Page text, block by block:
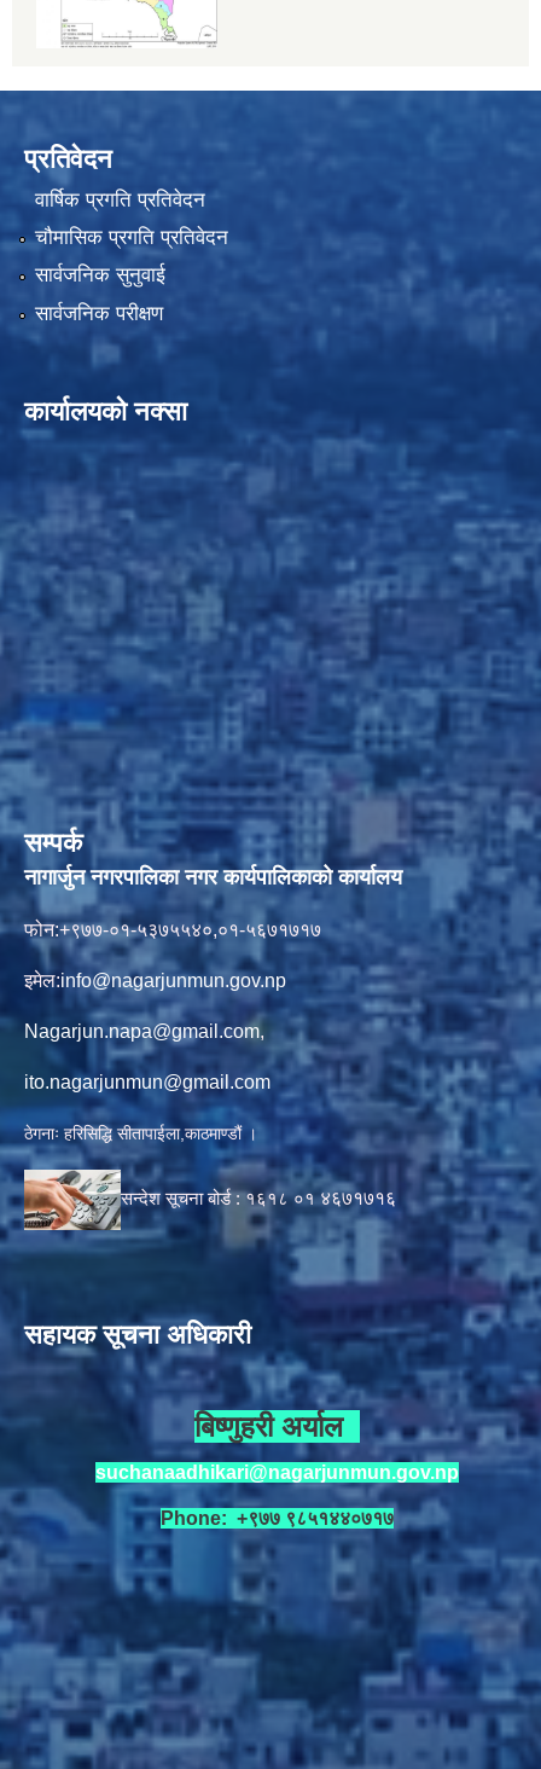
प्रतिवेदन
वार्षिक प्रगति प्रतिवेदन
चौमासिक प्रगति प्रतिवेदन
सार्वजनिक सुनुवाई
सार्वजनिक परीक्षण
कार्यालयको नक्सा
सम्पर्क
नागार्जुन नगरपालिका नगर कार्यपालिकाको कार्यालय
फोन:+९७७-०१-५३७५५४०,०१-५६७१७१७
इमेल:info@nagarjunmun.gov.np
Nagarjun.napa@gmail.com,
ito.nagarjunmun@gmail.com
ठेगनाः हरिसिद्धि सीतापाईला,काठमाण्डौं ।
सन्देश सूचना बोर्ड : १६१८ ०१४६७१७१६
सहायक सूचना अधिकारी
बिष्णुहरी अर्याल
suchanaadhikari@nagarjunmun.gov.np
Phone: +९७७ ९८५१४४०७१७